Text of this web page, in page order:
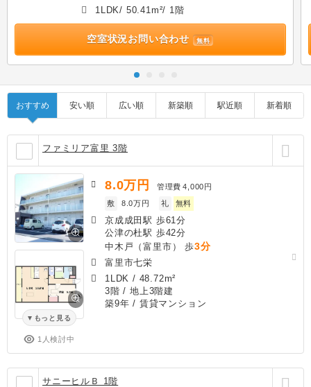
1LDK/ 50.41m²/ 1階
空室状況お問い合わせ 無料
おすすめ 安い順 広い順 新築順 駅近順 新着順
ファミリア富里 3階
もっと見る
1人検討中
8.0万円 管理費 4,000円
敷
8.0万円 礼 無料
京成成田駅 歩61分
公津の杜駅 歩42分
中木戸（富里市） 歩3分
富里市七栄
1LDK / 48.72m²
3階 / 地上3階建
築9年 / 賃貸マンション
サニーヒルＢ 1階